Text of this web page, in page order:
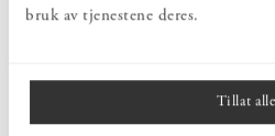
bruk av tjenestene deres.
Tillat alle
Valgmulighetene er utallige!